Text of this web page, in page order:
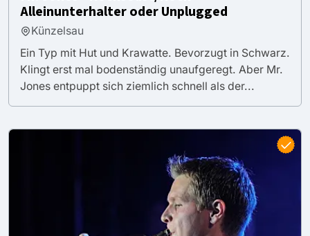
Alleinunterhalter oder Unplugged
Künzelsau
Ein Typ mit Hut und Krawatte. Bevorzugt in Schwarz.
Klingt erst mal bodenständig unaufgeregt. Aber Mr.
Jones entpuppt sich ziemlich schnell als der...